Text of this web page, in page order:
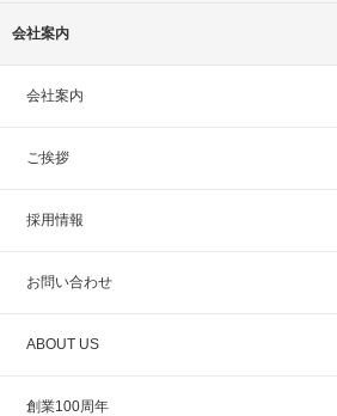
会社案内
会社案内
ご挨拶
採用情報
お問い合わせ
ABOUT US
創業100周年